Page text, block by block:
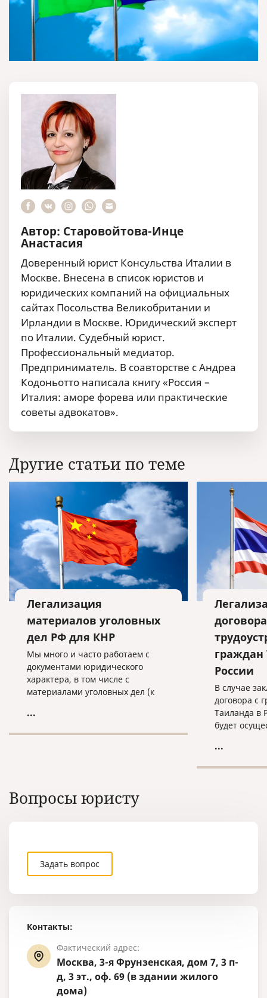
Контакты:
Фактический адрес:
Москва, 3-я Фрунзенская, дом 7, 3 п-
д, 3 эт., оф. 69 (в здании жилого
дома)
Автор: Старовойтова-Инце
Анастасия
Доверенный юрист Консульства Италии в
Москве. Внесена в список юристов и
юридических компаний на официальных
сайтах Посольства Великобритании и
Ирландии в Москве. Юридический эксперт
по Италии. Судебный юрист.
Профессиональный медиатор.
Предприниматель. В соавторстве с Андреа
Кодоньотто написала книгу «Россия –
Италия: аморе форева или практические
советы адвокатов».
Другие статьи по теме
Легализация
материалов уголовных
дел РФ для КНР
Мы много и часто работаем с
документами юридического
характера, в том числе с
материалами уголовных дел (к
граждан России, обвиняемых в
...
граждан
России
В случае
договора с
Таиланда в
будет
...
Вопросы юристу
Задать вопрос